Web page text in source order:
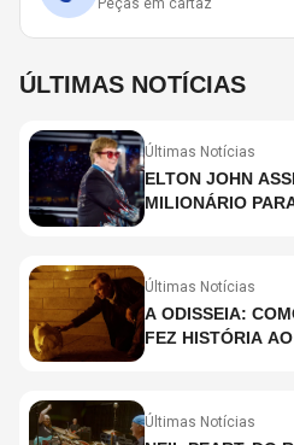
Peças em cartaz
ÚLTIMAS NOTÍCIAS
Últimas Notícias
ELTON JOHN
MILIONÁRIO
Últimas Notícias
A ODISSEIA:
FEZ HISTÓRIA
Últimas Notícias